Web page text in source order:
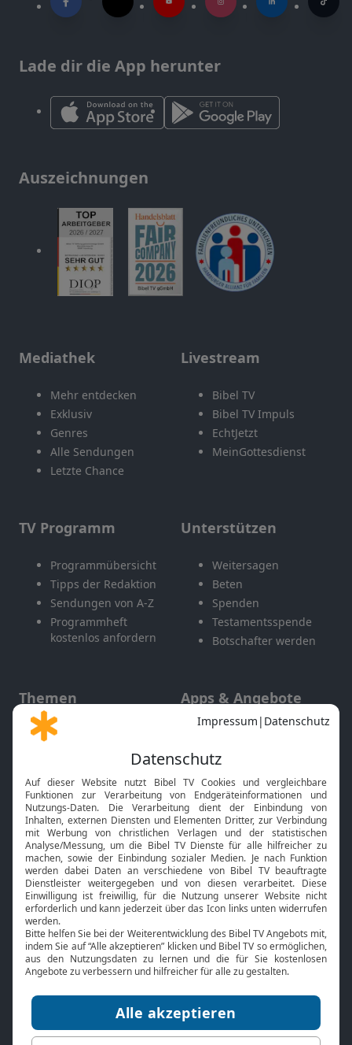
Lade dir die App herunter
Auszeichnungen
Mediathek
Mehr entdecken
Exklusiv
Genres
Alle Sendungen
Letzte Chance
Livestream
Bibel TV
Bibel TV Impuls
EchtJetzt
MeinGottesdienst
TV Programm
Programmübersicht
Tipps der Redaktion
Sendungen von A-Z
Programmheft
kostenlos anfordern
Unterstützen
Weitersagen
Beten
Spenden
Testamentsspende
Botschafter werden
Themen
Gott und Bibel erklärt
Neuigkeiten
Apps & Angebote
Mobile App
Smart TV
HbbTV
Bibelthek Online-Bibel
Nächster Gottesdienst
Bibel TV
Über uns
Jobs
Mediadaten
Service
Kontakt
TV-Empfang